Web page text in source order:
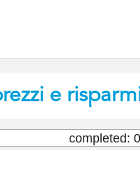
e
completed: